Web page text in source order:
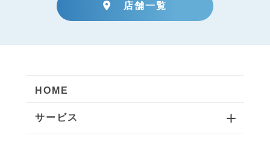
店舗一覧
HOME
サービス